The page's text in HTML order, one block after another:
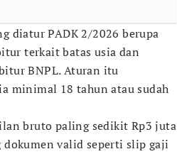
diatur PADK 2/2026 berupa
terkait batas usia dan
BNPL. Aturan itu
minimal 18 tahun atau sudah
bruto paling sedikit Rp3 juta
valid seperti slip gaji